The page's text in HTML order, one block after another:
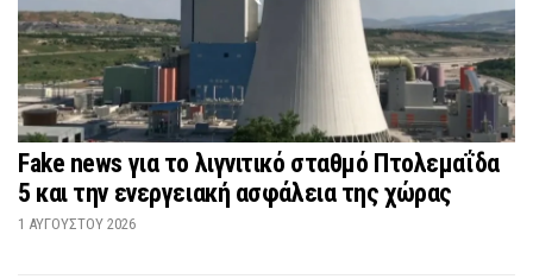
Fake news για το λιγνιτικό σταθμό Πτολεμαΐδα
5 και την ενεργειακή ασφάλεια της χώρας
1 ΑΥΓΟΎΣΤΟΥ 2026